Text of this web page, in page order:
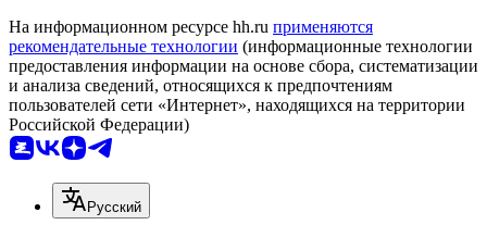
На информационном ресурсе hh.ru применяются
рекомендательные технологии (информационные технологии
предоставления информации на основе сбора, систематизации
и анализа сведений, относящихся к предпочтениям
пользователей сети «Интернет», находящихся на территории
Российской Федерации)
Русский